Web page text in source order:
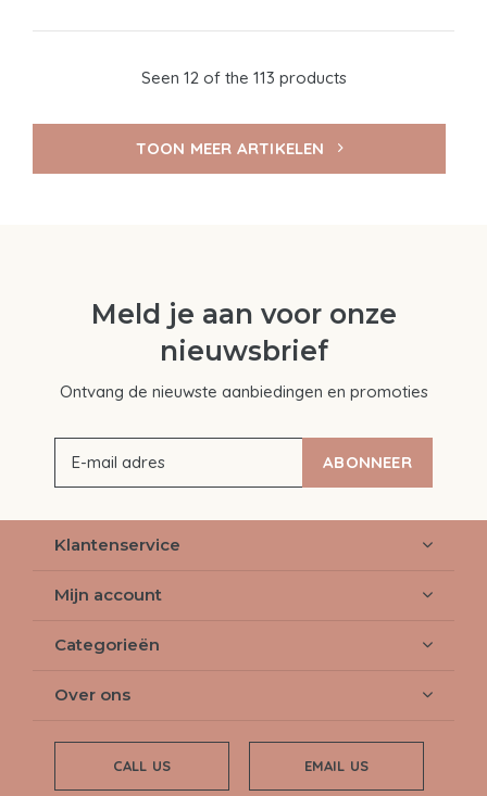
Seen 12 of the 113 products
TOON MEER ARTIKELEN
Meld je aan voor onze
nieuwsbrief
Ontvang de nieuwste aanbiedingen en promoties
ABONNEER
Klantenservice
Mijn account
Categorieën
Over ons
CALL US EMAIL US